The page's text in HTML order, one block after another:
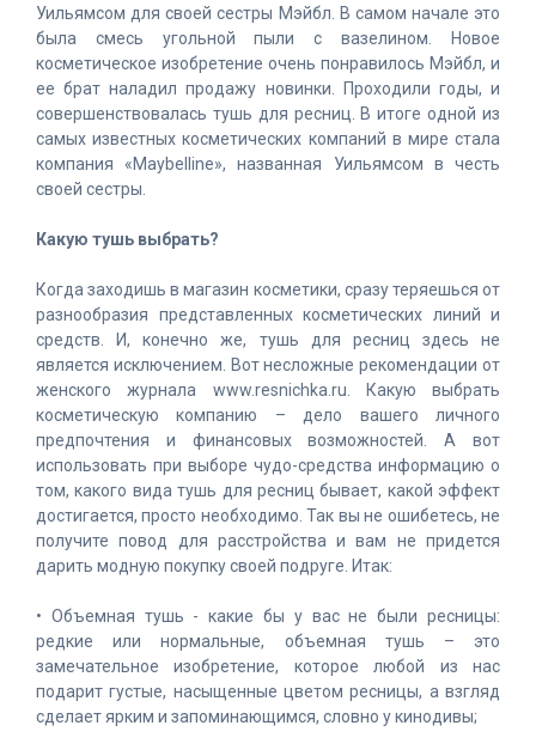
Уильямсом для своей сестры Мэйбл. В самом начале это
была смесь угольной пыли с вазелином. Новое
косметическое изобретение очень понравилось Мэйбл, и
ее брат наладил продажу новинки. Проходили годы, и
совершенствовалась тушь для ресниц. В итоге одной из
самых известных косметических компаний в мире стала
компания «Maybelline», названная Уильямсом в честь
своей сестры.
Какую тушь выбрать?
Когда заходишь в магазин косметики, сразу теряешься от
разнообразия представленных косметических линий и
средств. И, конечно же, тушь для ресниц здесь не
является исключением. Вот несложные рекомендации от
женского журнала www.resnichka.ru. Какую выбрать
косметическую компанию – дело вашего личного
предпочтения и финансовых возможностей. А вот
использовать при выборе чудо-средства информацию о
том, какого вида тушь для ресниц бывает, какой эффект
достигается, просто необходимо. Так вы не ошибетесь, не
получите повод для расстройства и вам не придется
дарить модную покупку своей подруге. Итак:
• Объемная тушь - какие бы у вас не были ресницы:
редкие или нормальные, объемная тушь – это
замечательное изобретение, которое любой из нас
подарит густые, насыщенные цветом ресницы, а взгляд
сделает ярким и запоминающимся, словно у кинодивы;